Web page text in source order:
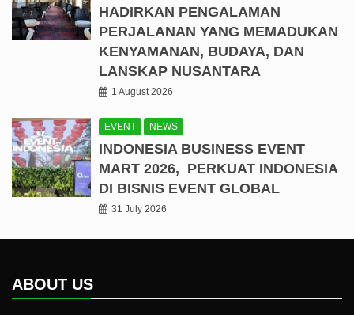
HADIRKAN PENGALAMAN
PERJALANAN YANG MEMADUKAN
KENYAMANAN, BUDAYA, DAN
LANSKAP NUSANTARA
1 August 2026
EVENT NEWS
INDONESIA BUSINESS EVENT
MART 2026, PERKUAT INDONESIA
DI BISNIS EVENT GLOBAL
31 July 2026
ABOUT US